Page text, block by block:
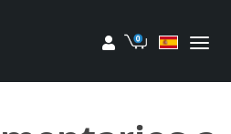
Mi cuenta
Carrito de